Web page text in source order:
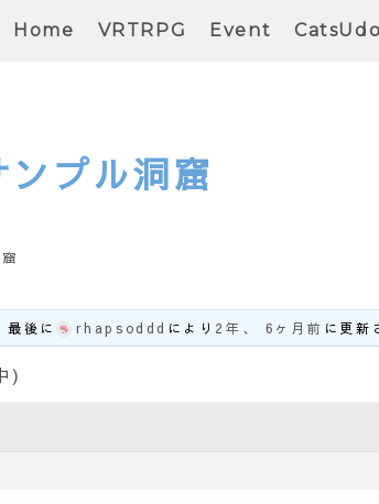
Home VRTRPG Event
ンプル洞窟
最後に rhapsoddd により 2年、 6ヶ月前 に更新
)